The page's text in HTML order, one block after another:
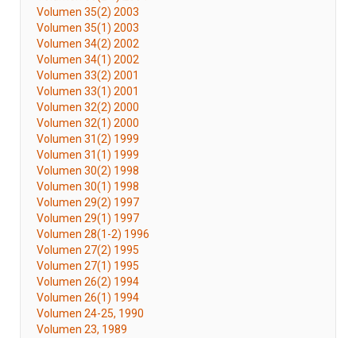
Volumen 35(2) 2003
Volumen 35(1) 2003
Volumen 34(2) 2002
Volumen 34(1) 2002
Volumen 33(2) 2001
Volumen 33(1) 2001
Volumen 32(2) 2000
Volumen 32(1) 2000
Volumen 31(2) 1999
Volumen 31(1) 1999
Volumen 30(2) 1998
Volumen 30(1) 1998
Volumen 29(2) 1997
Volumen 29(1) 1997
Volumen 28(1-2) 1996
Volumen 27(2) 1995
Volumen 27(1) 1995
Volumen 26(2) 1994
Volumen 26(1) 1994
Volumen 24-25, 1990
Volumen 23, 1989